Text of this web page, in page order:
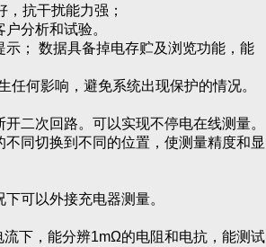
抗干扰能力强；
分析和试验。
； 数据具备掉电存贮及浏览功能，能
何影响，避免系统出现保护的情况。
二次回路。可以实现不停电在线测量。
同切换到不同的位置，使测量精度和显
可以外接充电器测量。
下，能分辨1mΩ的电阻和电抗，能测试